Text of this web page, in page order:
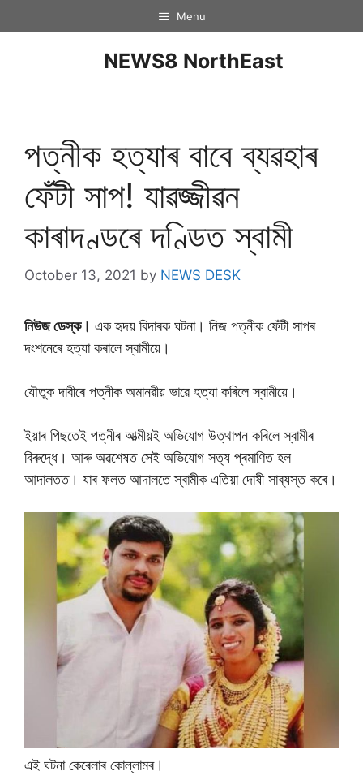
Menu
NEWS8 NorthEast
পত্নীক হত্যাৰ বাবে ব্যৱহাৰ
ফেঁটী সাপ! যাৱজ্জীৱন
কাৰাদণ্ডৰে দণ্ডিত স্বামী
October 13, 2021 by NEWS DESK
নিউজ ডেস্ক। এক হৃদয় বিদাৰক ঘটনা। নিজ পত্নীক ফেঁটী সাপৰ
দংশনেৰে হত্যা কৰালে স্বামীয়ে।
যৌতুক দাবীৰে পত্নীক অমানৱীয় ভাৱে হত্যা কৰিলে স্বামীয়ে।
ইয়াৰ পিছতেই পত্নীৰ আত্মীয়ই অভিযোগ উত্থাপন কৰিলে স্বামীৰ
বিৰুদ্ধে। আৰু অৱশেষত সেই অভিযোগ সত্য প্ৰমাণিত হল
আদালতত। যাৰ ফলত আদালতে স্বামীক এতিয়া দোষী সাব্যস্ত কৰে।
এই ঘটনা কেৰেলাৰ কোল্লামৰ।